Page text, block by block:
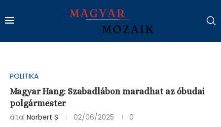
POLITIKA
Magyar Hang: Szabadlábon maradhat az óbudai
polgármester
által Norbert S 02/06/2025 0